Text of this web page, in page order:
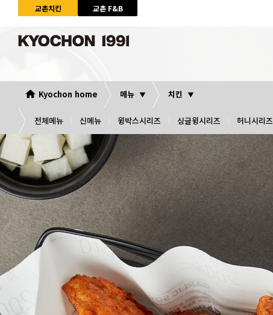
교촌치킨
교촌 F&B
Kyochon home 메뉴 치킨
전체메뉴 신메뉴 윙박스시리즈 싱글윙시리즈 허니시리즈